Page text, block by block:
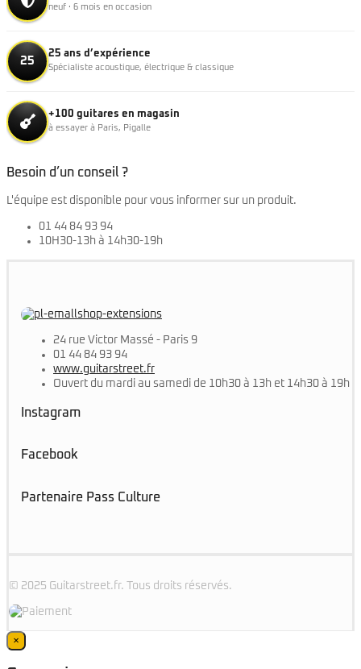
neuf · 6 mois en occasion
25
25 ans d’expérience
Spécialiste acoustique, électrique & classique
+100 guitares en magasin
à essayer à Paris, Pigalle
Besoin d’un conseil ?
L'équipe est disponible pour vous informer sur un produit.
01 44 84 93 94
10H30-13h à 14h30-19h
24 rue Victor Massé - Paris 9
01 44 84 93 94
www.guitarstreet.fr
Ouvert du mardi au samedi de 10h30 à 13h et 14h30 à 19h
Instagram
Facebook
Partenaire Pass Culture
© 2025 Guitarstreet.fr. Tous droits réservés.
×